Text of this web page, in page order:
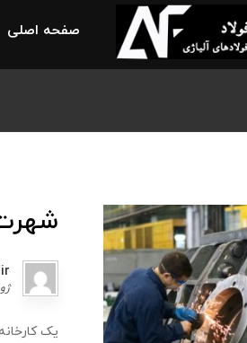
صفحه اصلی
یک